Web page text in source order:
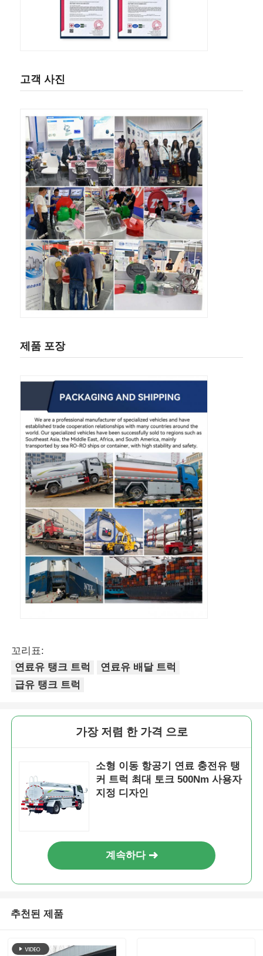
고객 사진
제품 포장
꼬리표:
연료유 탱크 트럭
연료유 배달 트럭
급유 탱크 트럭
가장 저렴 한 가격 으로
소형 이동 항공기 연료 충전유 탱
커 트럭 최대 토크 500Nm 사용자
지정 디자인
계속하다
추천된 제품